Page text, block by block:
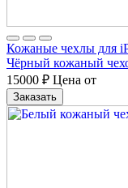
Кожаные чехлы для
Чёрный кожаный
15000 ₽ Цена от
Заказать